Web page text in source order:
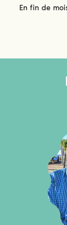
En fin de